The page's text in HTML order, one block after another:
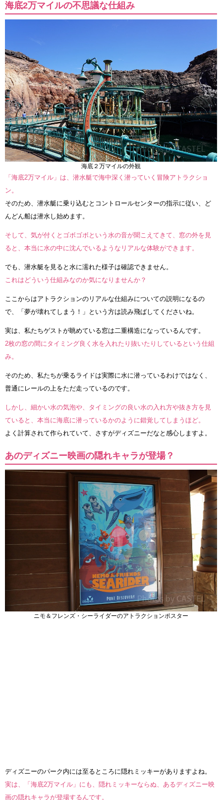
海底2万マイルの不思議な仕組み
海底２万マイルの外観
「海底2万マイル」は、潜水艇で海中深く潜っていく冒険アトラクショ
ン。
そのため、潜水艇に乗り込むとコントロールセンターの指示に従い、ど
んどん船は潜水し始めます。
そして、気が付くとゴボゴボという水の音が聞こえてきて、窓の外を見
ると、本当に水の中に沈んでいるようなリアルな体験ができます。
でも、潜水艇を見ると水に濡れた様子は確認できません。
これはどういう仕組みなのか気になりませんか？
ここからはアトラクションのリアルな仕組みについての説明になるの
で、「夢が壊れてしまう！」という方は読み飛ばしてくださいね。
実は、私たちゲストが眺めている窓は二重構造になっているんです。
2枚の窓の間にタイミング良く水を入れたり抜いたりしているという仕組
み。
そのため、私たちが乗るライドは実際に水に潜っているわけではなく、
普通にレールの上をただ走っているのです。
しかし、細かい水の気泡や、タイミングの良い水の入れ方や抜き方を見
ていると、本当に海底に潜っているかのように錯覚してしまうほど。
よく計算されて作られていて、さすがディズニーだなと感心しますよ。
あのディズニー映画の隠れキャラが登場？
ニモ＆フレンズ・シーライダーのアトラクションポスター
ディズニーのパーク内には至るところに隠れミッキーがありますよね。
実は、「海底2万マイル」にも、隠れミッキーならぬ、あるディズニー映
画の隠れキャラが登場するんです。